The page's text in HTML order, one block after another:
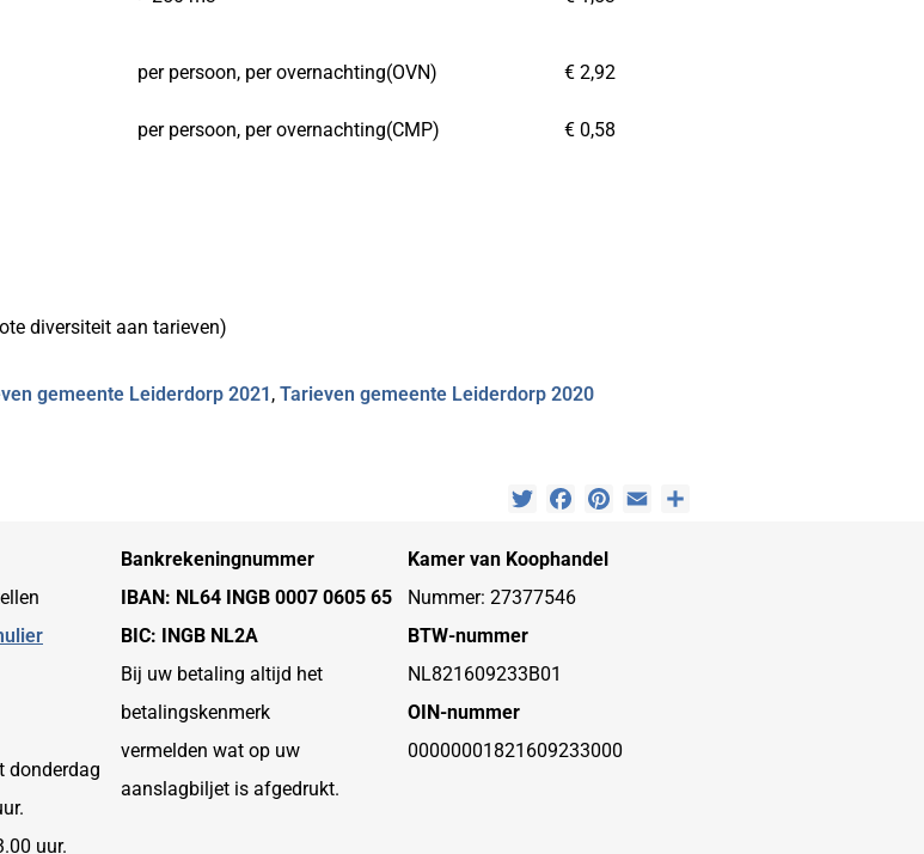
per persoon, per overnachting(OVN) € 2,92
per persoon, per overnachting(CMP) € 0,58
diversiteit aan tarieven)
gemeente Leiderdorp 2021, Tarieven gemeente Leiderdorp 2020
TwitterFacebookPinterest
Email
donderdag
uur.
Bankrekeningnummer
IBAN: NL64 INGB 0007 0605 65
BIC: INGB NL2A
Bij uw betaling altijd het
betalingskenmerk
vermelden wat op uw
aanslagbiljet is afgedrukt.
Kamer van Koophandel
Nummer: 27377546
BTW-nummer
NL821609233B01
OIN-nummer
00000001821609233000